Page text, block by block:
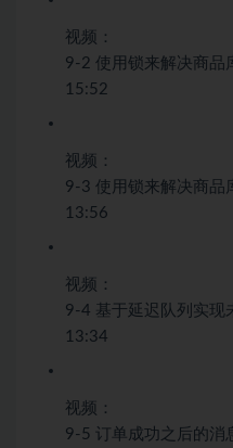
视频：
9-2 使用锁来解决商品
15:52
视频：
9-3 使用锁来解决商品
13:56
视频：
9-4 基于延迟队列实现
13:34
视频：
9-5 订单成功之后的消